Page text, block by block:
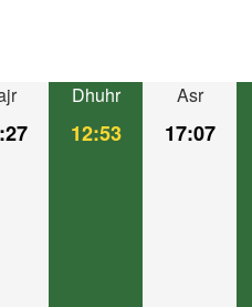
Dhuhr
12:53
Asr
17:07